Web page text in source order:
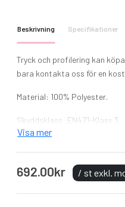
Beskrivning Specifikationer
Tryck och profilering kan
bara kontakta oss för en
Material: 100% Polyester.
Skyddsklass: EN471-Klass 3.
Här ger vi en överblick av de
aktivt arbetar med.
Visa mer
692.00kr / st exkl.